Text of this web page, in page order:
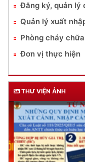
Đăng ký, quản lý
Quản lý xuất
Phòng cháy
Đơn vị thực hiện
THƯ VIỆN ẢNH